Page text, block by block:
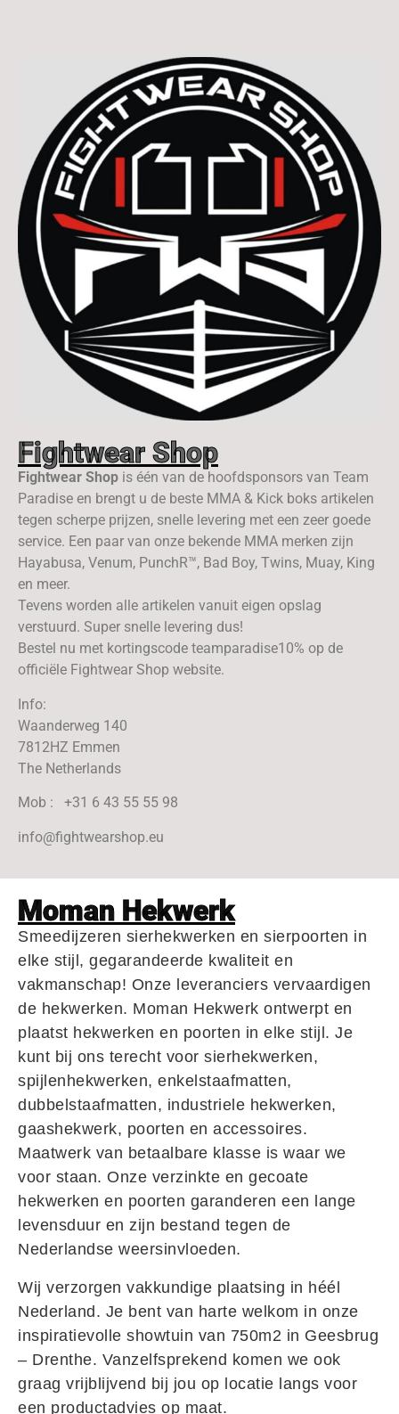
Fightwear Shop
Fightwear Shop is één van de hoofdsponsors van Team
Paradise en brengt u de beste MMA & Kick boks artikelen
tegen scherpe prijzen, snelle levering met een zeer goede
service. Een paar van onze bekende MMA merken zijn
Hayabusa, Venum, PunchR™, Bad Boy, Twins, Muay, King
en meer.
Tevens worden alle artikelen vanuit eigen opslag
verstuurd. Super snelle levering dus!
Bestel nu met kortingscode teamparadise10% op de
officiële Fightwear Shop website.
Info:
Waanderweg 140
7812HZ Emmen
The Netherlands
Mob : +31 6 43 55 55 98
info@fightwearshop.eu
Moman Hekwerk
Smeedijzeren sierhekwerken en sierpoorten in
elke stijl, gegarandeerde kwaliteit en
vakmanschap! Onze leveranciers vervaardigen
de hekwerken. Moman Hekwerk ontwerpt en
plaatst hekwerken en poorten in elke stijl. Je
kunt bij ons terecht voor sierhekwerken,
spijlenhekwerken, enkelstaafmatten,
dubbelstaafmatten, industriele hekwerken,
gaashekwerk, poorten en accessoires.
Maatwerk van betaalbare klasse is waar we
voor staan. Onze verzinkte en gecoate
hekwerken en poorten garanderen een lange
levensduur en zijn bestand tegen de
Nederlandse weersinvloeden.
Wij verzorgen vakkundige plaatsing in héél
Nederland. Je bent van harte welkom in onze
inspiratievolle showtuin van 750m2 in Geesbrug
– Drenthe. Vanzelfsprekend komen we ook
graag vrijblijvend bij jou op locatie langs voor
een productadvies op maat.